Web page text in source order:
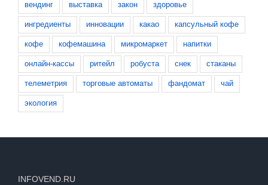
вендинг выставка закон здоровье
ингредиенты инновации какао капсульный кофе
кофе кофемашина микромаркет напитки
онлайн-кассы ритейл робуста снек стаканы
телеметрия торговые автоматы фандомат чай
экология
INFOVEND.RU